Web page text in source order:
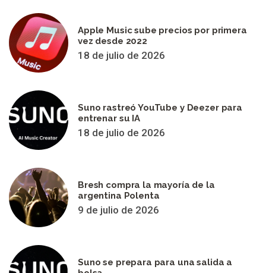
Apple Music sube precios por primera
vez desde 2022
18 de julio de 2026
Suno rastreó YouTube y Deezer para
entrenar su IA
18 de julio de 2026
Bresh compra la mayoría de la
argentina Polenta
9 de julio de 2026
Suno se prepara para una salida a